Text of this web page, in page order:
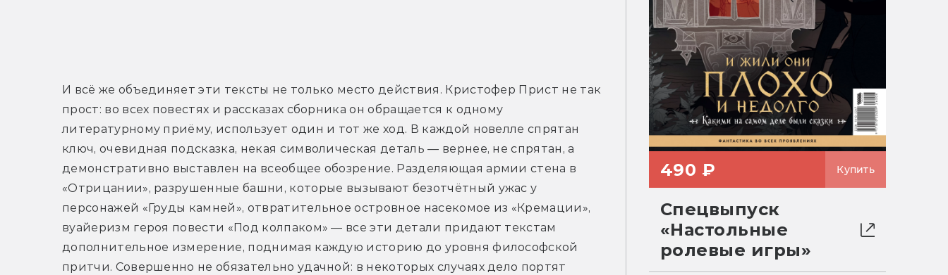
И всё же объединяет эти тексты не только место действия. Кристофер Прист не так
прост: во всех повестях и рассказах сборника он обращается к одному
литературному приёму, использует один и тот же ход. В каждой новелле спрятан
ключ, очевидная подсказка, некая символическая деталь — вернее, не спрятан, а
демонстративно выставлен на всеобщее обозрение. Разделяющая армии стена в
«Отрицании», разрушенные башни, которые вызывают безотчётный ужас у
персонажей «Груды камней», отвратительное островное насекомое из «Кремации»,
вуайеризм героя повести «Под колпаком» — все эти детали придают текстам
дополнительное измерение, поднимая каждую историю до уровня философской
притчи. Совершенно не обязательно удачной: в некоторых случаях дело портят
490 ₽ Купить
Спецвыпуск
«Настольные
ролевые игры»